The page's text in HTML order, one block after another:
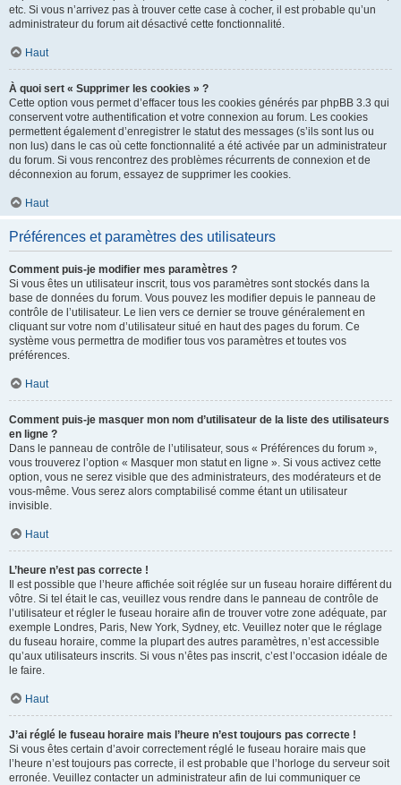
etc. Si vous n’arrivez pas à trouver cette case à cocher, il est probable qu’un
administrateur du forum ait désactivé cette fonctionnalité.
Haut
À quoi sert « Supprimer les cookies » ?
Cette option vous permet d’effacer tous les cookies générés par phpBB 3.3 qui
conservent votre authentification et votre connexion au forum. Les cookies
permettent également d’enregistrer le statut des messages (s’ils sont lus ou
non lus) dans le cas où cette fonctionnalité a été activée par un administrateur
du forum. Si vous rencontrez des problèmes récurrents de connexion et de
déconnexion au forum, essayez de supprimer les cookies.
Haut
Préférences et paramètres des utilisateurs
Comment puis-je modifier mes paramètres ?
Si vous êtes un utilisateur inscrit, tous vos paramètres sont stockés dans la
base de données du forum. Vous pouvez les modifier depuis le panneau de
contrôle de l’utilisateur. Le lien vers ce dernier se trouve généralement en
cliquant sur votre nom d’utilisateur situé en haut des pages du forum. Ce
système vous permettra de modifier tous vos paramètres et toutes vos
préférences.
Haut
Comment puis-je masquer mon nom d’utilisateur de la liste des utilisateurs
en ligne ?
Dans le panneau de contrôle de l’utilisateur, sous « Préférences du forum »,
vous trouverez l’option « Masquer mon statut en ligne ». Si vous activez cette
option, vous ne serez visible que des administrateurs, des modérateurs et de
vous-même. Vous serez alors comptabilisé comme étant un utilisateur
invisible.
Haut
L’heure n’est pas correcte !
Il est possible que l’heure affichée soit réglée sur un fuseau horaire différent du
vôtre. Si tel était le cas, veuillez vous rendre dans le panneau de contrôle de
l’utilisateur et régler le fuseau horaire afin de trouver votre zone adéquate, par
exemple Londres, Paris, New York, Sydney, etc. Veuillez noter que le réglage
du fuseau horaire, comme la plupart des autres paramètres, n’est accessible
qu’aux utilisateurs inscrits. Si vous n’êtes pas inscrit, c’est l’occasion idéale de
le faire.
Haut
J’ai réglé le fuseau horaire mais l’heure n’est toujours pas correcte !
Si vous êtes certain d’avoir correctement réglé le fuseau horaire mais que
l’heure n’est toujours pas correcte, il est probable que l’horloge du serveur soit
erronée. Veuillez contacter un administrateur afin de lui communiquer ce